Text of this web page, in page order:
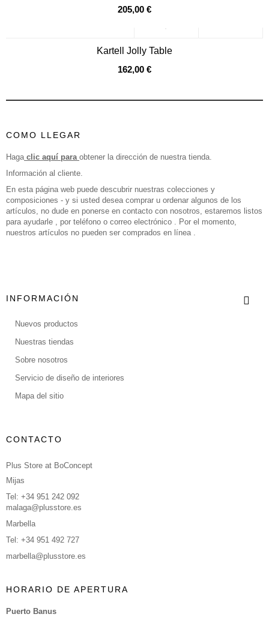
205,00 €
Kartell Jolly Table
162,00 €
COMO LLEGAR
Haga clic aquí para obtener la dirección de nuestra tienda.
Información al cliente.
En esta página web puede descubrir nuestras colecciones y
composiciones - y si usted desea comprar u ordenar algunos de los
artículos, no dude en ponerse en contacto con nosotros, estaremos listos
para ayudarle , por teléfono o correo electrónico . Por el momento,
nuestros artículos no pueden ser comprados en línea .
INFORMACIÓN
Nuevos productos
Nuestras tiendas
Sobre nosotros
Servicio de diseño de interiores
Mapa del sitio
CONTACTO
Plus Store at BoConcept
Mijas
Tel: +34 951 242 092
malaga@plusstore.es
Marbella
Tel: +34 951 492 727
marbella@plusstore.es
HORARIO DE APERTURA
Puerto Banus